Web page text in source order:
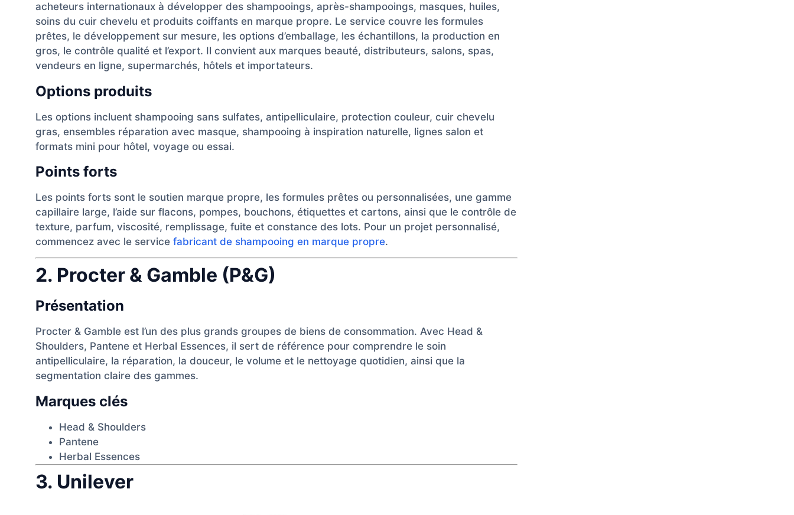
acheteurs internationaux à développer des shampooings, après-shampooings, masques, huiles,
soins du cuir chevelu et produits coiffants en marque propre. Le service couvre les formules
prêtes, le développement sur mesure, les options d’emballage, les échantillons, la production en
gros, le contrôle qualité et l’export. Il convient aux marques beauté, distributeurs, salons, spas,
vendeurs en ligne, supermarchés, hôtels et importateurs.
Options produits
Les options incluent shampooing sans sulfates, antipelliculaire, protection couleur, cuir chevelu
gras, ensembles réparation avec masque, shampooing à inspiration naturelle, lignes salon et
formats mini pour hôtel, voyage ou essai.
Points forts
Les points forts sont le soutien marque propre, les formules prêtes ou personnalisées, une gamme
capillaire large, l’aide sur flacons, pompes, bouchons, étiquettes et cartons, ainsi que le contrôle de
texture, parfum, viscosité, remplissage, fuite et constance des lots. Pour un projet personnalisé,
commencez avec le service fabricant de shampooing en marque propre.
2. Procter & Gamble (P&G)
Présentation
Procter & Gamble est l’un des plus grands groupes de biens de consommation. Avec Head &
Shoulders, Pantene et Herbal Essences, il sert de référence pour comprendre le soin
antipelliculaire, la réparation, la douceur, le volume et le nettoyage quotidien, ainsi que la
segmentation claire des gammes.
Marques clés
Head & Shoulders
Pantene
Herbal Essences
3. Unilever